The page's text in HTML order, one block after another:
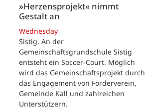
»Herzensprojekt« nimmt
Gestalt an
Wednesday
Sistig. An der
Gemeinschaftsgrundschule Sistig
entsteht ein Soccer-Court. Möglich
wird das Gemeinschaftsprojekt durch
das Engagement von Förderverein,
Gemeinde Kall und zahlreichen
Unterstützern.